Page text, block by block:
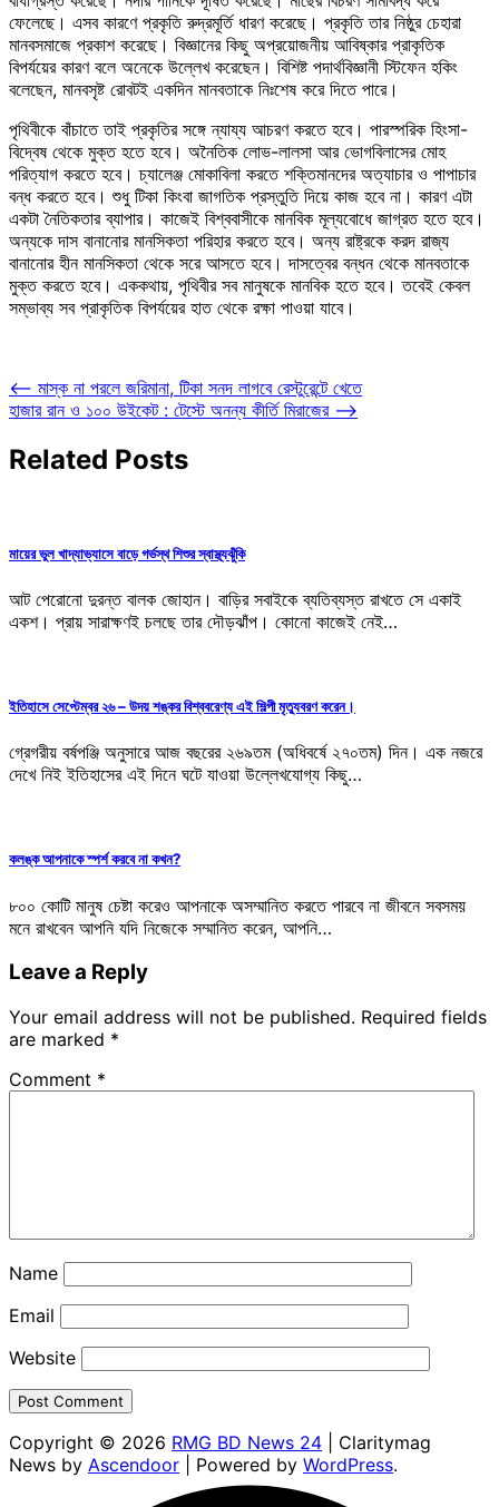
ফেলেছে। এসব কারণে প্রকৃতি রুদ্রমূর্তি ধারণ করেছে। প্রকৃতি তার নিষ্ঠুর চেহারা
মানবসমাজে প্রকাশ করেছে। বিজ্ঞানের কিছু অপ্রয়োজনীয় আবিষ্কার প্রাকৃতিক
বিপর্যয়ের কারণ বলে অনেকে উল্লেখ করেছেন। বিশিষ্ট পদার্থবিজ্ঞানী স্টিফেন হকিং
বলেছেন, মানবসৃষ্ট রোবটই একদিন মানবতাকে নিঃশেষ করে দিতে পারে।
পৃথিবীকে বাঁচাতে তাই প্রকৃতির সঙ্গে ন্যায্য আচরণ করতে হবে। পারস্পরিক হিংসা-
বিদ্বেষ থেকে মুক্ত হতে হবে। অনৈতিক লোভ-লালসা আর ভোগবিলাসের মোহ
পরিত্যাগ করতে হবে। চ্যালেঞ্জ মোকাবিলা করতে শক্তিমানদের অত্যাচার ও পাপাচার
বন্ধ করতে হবে। শুধু টিকা কিংবা জাগতিক প্রস্তুতি দিয়ে কাজ হবে না। কারণ এটা
একটা নৈতিকতার ব্যাপার। কাজেই বিশ্ববাসীকে মানবিক মূল্যবোধে জাগ্রত হতে হবে।
অন্যকে দাস বানানোর মানসিকতা পরিহার করতে হবে। অন্য রাষ্ট্রকে করদ রাজ্য
বানানোর হীন মানসিকতা থেকে সরে আসতে হবে। দাসত্বের বন্ধন থেকে মানবতাকে
মুক্ত করতে হবে। এককথায়, পৃথিবীর সব মানুষকে মানবিক হতে হবে। তবেই কেবল
সম্ভাব্য সব প্রাকৃতিক বিপর্যয়ের হাত থেকে রক্ষা পাওয়া যাবে।
Post
navigation
⟵ মাস্ক না পরলে জরিমানা, টিকা সনদ লাগবে রেস্টুরেন্টে খেতে
হাজার রান ও ১০০ উইকেট : টেস্টে অনন্য কীর্তি মিরাজের ⟶
Related Posts
মায়ের ভুল খাদ্যাভ্যাসে বাড়ে গর্ভস্থ শিশুর স্বাস্থ্যঝুঁকি
আট পেরোনো দুরন্ত বালক জোহান। বাড়ির সবাইকে ব্যতিব্যস্ত রাখতে সে একাই
একশ। প্রায় সারাক্ষণই চলছে তার দৌড়ঝাঁপ। কোনো কাজেই নেই…
ইতিহাসে সেপ্টেম্বর ২৬ – উদয় শঙ্কর বিশ্ববরেণ্য এই শিল্পী মৃত্যুবরণ করেন।
গ্রেগরীয় বর্ষপঞ্জি অনুসারে আজ বছরের ২৬৯তম (অধিবর্ষে ২৭০তম) দিন। এক নজরে
দেখে নিই ইতিহাসের এই দিনে ঘটে যাওয়া উল্লেখযোগ্য কিছু…
কলঙ্ক আপনাকে স্পর্শ করবে না কখন?
৮০০ কোটি মানুষ চেষ্টা করেও আপনাকে অসম্মানিত করতে পারবে না জীবনে সবসময়
মনে রাখবেন আপনি যদি নিজেকে সম্মানিত করেন, আপনি…
Leave a Reply
Your email address will not be published. Required fields
are marked *
Comment *
Name
Email
Website
Copyright © 2026 RMG BD News 24 | Claritymag
News by Ascendoor | Powered by WordPress.